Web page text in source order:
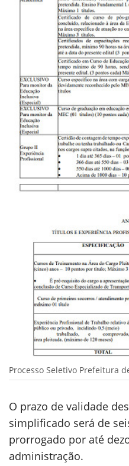
Processo Seletivo Prefeitura
O prazo de validade
simplificado será de
prorrogado por até
administração.